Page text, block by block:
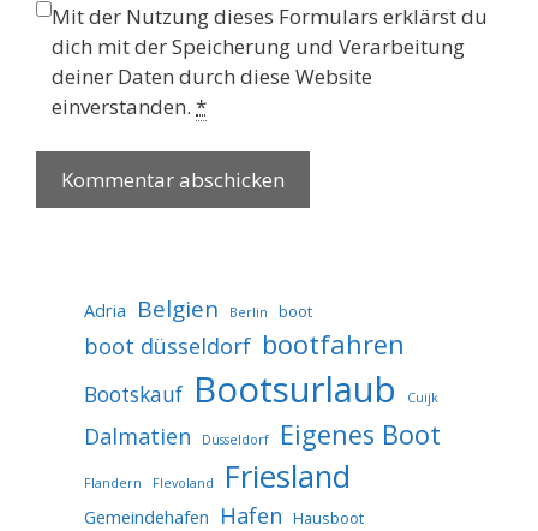
Mit der Nutzung dieses Formulars erklärst du
dich mit der Speicherung und Verarbeitung
deiner Daten durch diese Website
einverstanden. *
Adria Belgien Berlin boot
boot düsseldorf bootfahren
Bootskauf Bootsurlaub Cuijk
Dalmatien Düsseldorf Eigenes Boot
Flandern Flevoland Friesland
Gemeindehafen Hafen Hausboot